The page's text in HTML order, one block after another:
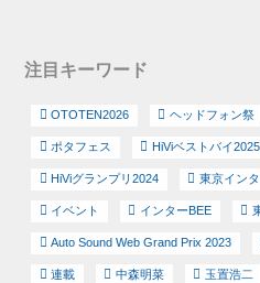
注目キーワード
OTOTEN2026 ヘッドフォン祭
ポタフェス HiViベストバイ
HiViグランプリ2024 東京イン
イベント インターBEE
Auto Sound Web Grand Prix 2023
連載 中森明菜 玉置浩二